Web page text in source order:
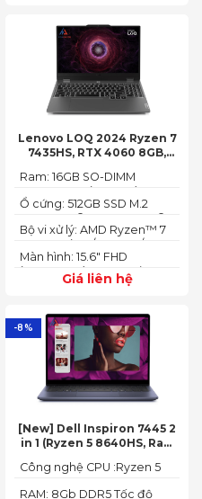
Lenovo LOQ 2024 Ryzen 7
7435HS, RTX 4060 8GB,
144Hz, 100% sRGB
Giá liên hệ
Màn hình: 15.6" FHD
(1920x1080) IPS 300nits
Anti-glare, 100% sRGB,
Bộ vi xử lý: AMD Ryzen™ 7
74355HS (8C / 16T, 3.8 /
5.1GHz, 8MB L2 / 16MB L3)
Ổ cứng: 512GB SSD M.2
2242 PCIe® 4.0x4 NVMe®
(2 slots nvme)
Ram: 16GB SO-DIMM
DDR5-5600 (max 64)
-8%
[New] Dell Inspiron 7445 2
in 1 (Ryzen 5 8640HS, Ram
Radeon,14 FHD+ Touch)
RAM: 8Gb DDR5 Tốc độ
Công nghệ CPU :Ryzen 5